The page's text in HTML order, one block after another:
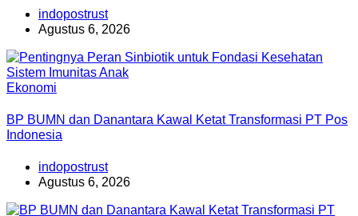
indopostrust
Agustus 6, 2026
Ekonomi
BP BUMN dan Danantara Kawal Ketat Transformasi PT Pos
Indonesia
indopostrust
Agustus 6, 2026